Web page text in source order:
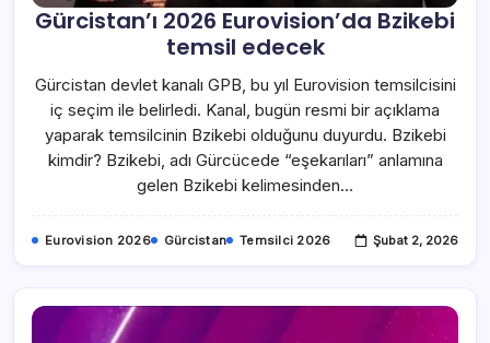
Gürcistan’ı 2026 Eurovision’da Bzikebi
temsil edecek
Gürcistan devlet kanalı GPB, bu yıl Eurovision temsilcisini
iç seçim ile belirledi. Kanal, bugün resmi bir açıklama
yaparak temsilcinin Bzikebi olduğunu duyurdu. Bzikebi
kimdir? Bzikebi, adı Gürcücede “eşekarıları” anlamına
gelen Bzikebi kelimesinden…
Eurovision 2026 Gürcistan Temsilci 2026 Şubat 2, 2026